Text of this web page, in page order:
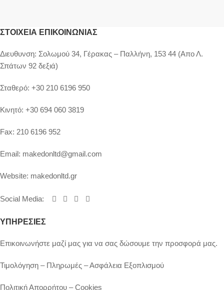
ΣΤΟΙΧΕΊΑ ΕΠΙΚΟΙΝΩΝΊΑΣ
Διευθυνση: Σολωμού 34, Γέρακας – Παλλήνη, 153 44 (Απο Λ.
Σπάτων 92 δεξιά)
Σταθερό: +30 210 6196 950
Κινητό: +30 694 060 3819
Fax: 210 6196 952
Email: makedonltd@gmail.com
Website: makedonltd.gr
Social Media:
ΥΠΗΡΕΣΙΕΣ
Επικοινωνήστε μαζί μας για να σας δώσουμε την προσφορά μας.
Τιμολόγηση – Πληρωμές – Ασφάλεια Εξοπλισμού
Πολιτική Απορρήτου – Cookies